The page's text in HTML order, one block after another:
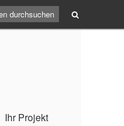
Ihr Projekt